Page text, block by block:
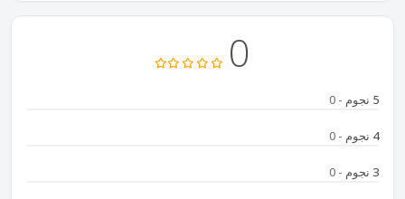
0
5 نجوم - 0
4 نجوم - 0
3 نجوم - 0